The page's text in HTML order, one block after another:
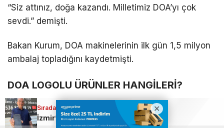
“Siz attınız, doğa kazandı. Milletimiz DOA’yı çok
sevdi.” demişti.
Bakan Kurum, DOA makinelerinin ilk gün 1,5 milyon
ambalaj topladığını kaydetmişti.
DOA LOGOLU ÜRÜNLER HANGİLERİ?
Üzerinde DOA (Depozitosu Olan Ambalajlar) logosu
bulunan içecek ambalajlarıdır. Bu işaretli cam,
Sıradaki Haber
İzmir’den çıkmayan araca Siirt’te ‘ters yön’ cezası kesildi